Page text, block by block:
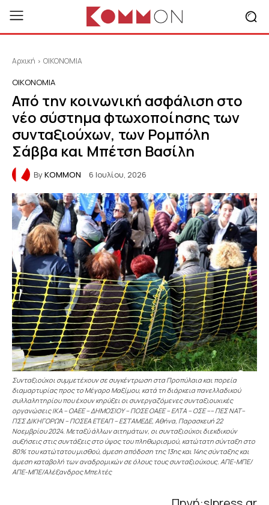
Αρχική ΟΙΚΟΝΟΜΙΑ
ΟΙΚΟΝΟΜΙΑ
Από την κοινωνική ασφάλιση στo
νέο σύστημα φτωχοποίησης των
συνταξιούχων, των Ρομπόλη
Σάββα και Μπέτση Βασίλη
ByKOMMON 6 Ιουλίου, 2026
Συνταξιούχοι συμμετέχουν σε συγκέντρωση στα Προπύλαια και πορεία
διαμαρτυρίας προς το Μέγαρο Μαξίμου, κατά τη διάρκεια πανελλαδικού
συλλαλητηρίου που έχουν κηρύξει οι συνεργαζόμενες συνταξιουχικές
οργανώσεις ΙΚΑ – OAEE – ΔΗΜΟΣΙΟΥ – ΠΟΣΕ ΟΑΕΕ – ΕΛΤΑ – ΟΣΕ –– ΠΕΣ ΝΑΤ–
ΠΣΣ ΔΙΚΗΓΟΡΩΝ – ΠΟΣΕΑ ΕΤΕΑΠ – ΕΣΤΑΜΕΔΕ, Αθήνα, Παρασκευή 22
Νοεμβρίου 2024. Μεταξύ άλλων αιτημάτων, οι συνταξιούχοι διεκδικούν
αυξήσεις στις συντάξεις στο ύψος του πληθωρισμού, κατώτατη σύνταξη στο
80% του κατώτατου μισθού, άμεση απόδοση της 13ης και 14ης σύνταξης και
άμεση καταβολή των αναδρομικών σε όλους τους συνταξιούχους. ΑΠΕ-ΜΠΕ/
ΑΠΕ-ΜΠΕ/Αλέξανδρος Μπελτές